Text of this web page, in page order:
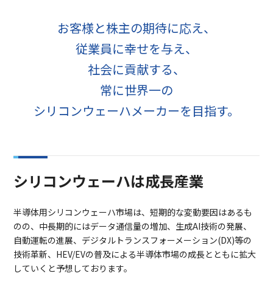
お客様と株主の期待に応え、
従業員に幸せを与え、
社会に貢献する、
常に世界一の
シリコンウェーハメーカーを目指す。
シリコンウェーハは成長産業
半導体用シリコンウェーハ市場は、短期的な変動要因はあるも
のの、中長期的にはデータ通信量の増加、生成AI技術の発展、
自動運転の進展、デジタルトランスフォーメーション(DX)等の
技術革新、HEV/EVの普及による半導体市場の成長とともに拡大
していくと予想しております。